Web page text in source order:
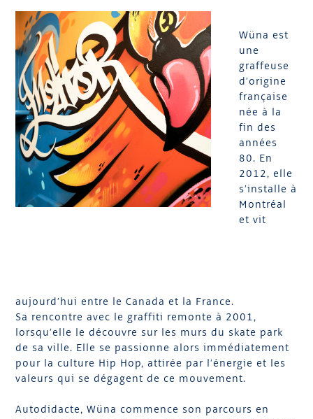
Wüna est
une
graffeuse
d’origine
française
née à la
fin des
années
80. En
2012, elle
s’installe à
Montréal
et vit
aujourd’hui entre le Canada et la France.
Sa rencontre avec le graffiti remonte à 2001,
lorsqu’elle le découvre sur les murs du skate park
de sa ville. Elle se passionne alors immédiatement
pour la culture Hip Hop, attirée par l’énergie et les
valeurs qui se dégagent de ce mouvement.
Autodidacte, Wüna commence son parcours en